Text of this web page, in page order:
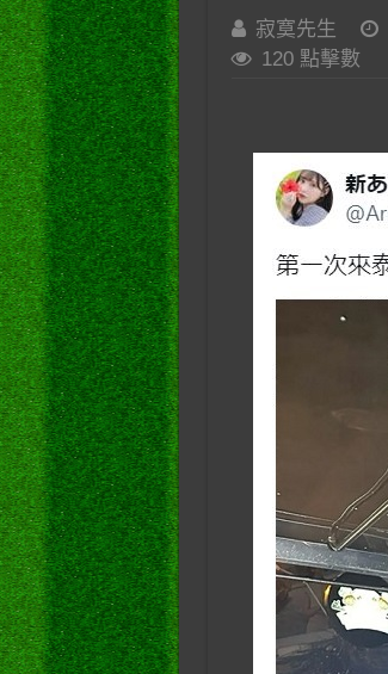
寂寞先生
120 點擊數